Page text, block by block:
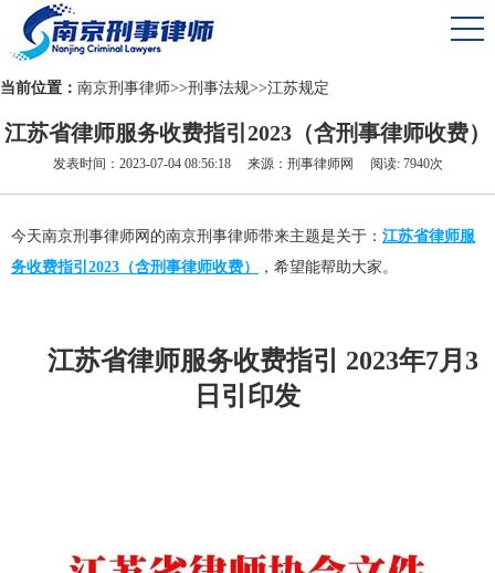
当前位置： 南京刑事律师>>刑事法规>>江苏规定
江苏省律师服务收费指引2023（含刑事律师收费）
发表时间：2023-07-04 08:56:18 来源：刑事律师网 阅读: 7940次
今天南京刑事律师网的南京刑事律师带来主题是关于： 江苏省律师服
务收费指引2023（含刑事律师收费）
，希望能帮助大家。
江苏省律师服务收费指引
2023年7月3
日引印发